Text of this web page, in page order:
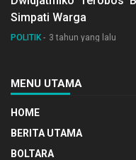
Simpati Warga
POLITIK 3 tahun yang lalu
MENU UTAMA
HOME
BERITA UTAMA
BOLTARA